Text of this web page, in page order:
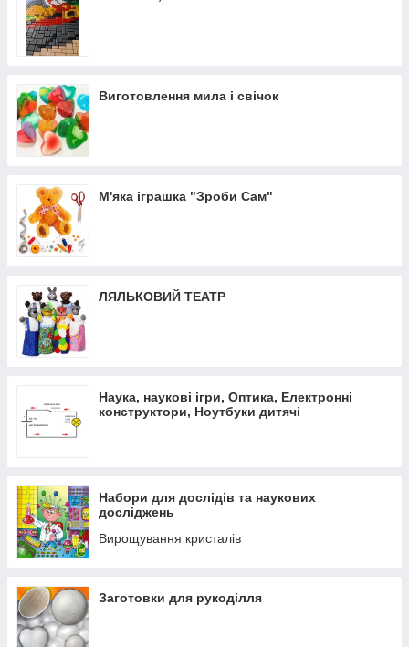
Виготовлення мила і свічок
М'яка іграшка "Зроби Сам"
ЛЯЛЬКОВИЙ ТЕАТР
Наука, наукові ігри, Оптика, Електронні
конструктори, Ноутбуки дитячі
Набори для дослідів та наукових
досліджень
Вирощування кристалів
Заготовки для рукоділля